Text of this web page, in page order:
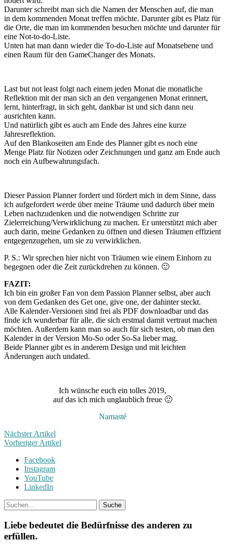
Darunter schreibt man sich die Namen der Menschen auf, die man
in dem kommenden Monat treffen möchte. Darunter gibt es Platz für
die Orte, die man im kommenden besuchen möchte und darunter für
eine Not-to-do-Liste.
Unten hat man dann wieder die To-do-Liste auf Monatsebene und
einen Raum für den GameChanger des Monats.
Last but not least folgt nach einem jeden Monat die monatliche
Reflektion mit der man sich an den vergangenen Monat erinnert,
lernt, hinterfragt, in sich geht, dankbar ist und sich dann neu
ausrichten kann.
Und natürlich gibt es auch am Ende des Jahres eine kurze
Jahresreflektion.
Auf den Blankoseiten am Ende des Planner gibt es noch eine
Menge Platz für Notizen oder Zeichnungen und ganz am Ende auch
noch ein Aufbewahrungsfach.
Dieser Passion Planner fordert und fördert mich in dem Sinne, dass
ich aufgefordert werde über meine Träume und dadurch über mein
Leben nachzudenken und die notwendigen Schritte zur
Zielerreichung/Verwirklichung zu machen. Er unterstützt mich aber
auch darin, meine Gedanken zu öffnen und diesen Träumen effizient
entgegenzugehen, um sie zu verwirklichen.
P. S.: Wir sprechen hier nicht von Träumen wie einem Einhorn zu
begegnen oder die Zeit zurückdrehen zu können. 🙂
FAZIT:
Ich bin ein großer Fan von dem Passion Planner selbst, aber auch
von dem Gedanken des Get one, give one, der dahinter steckt.
Alle Kalender-Versionen sind frei als PDF downloadbar und das
finde ich wunderbar für alle, die sich erstmal damit vertraut machen
möchten. Außerdem kann man so auch für sich testen, ob man den
Kalender in der Version Mo-So oder So-Sa lieber mag.
Beide Planner gibt es in anderem Design und mit leichten
Änderungen auch undated.
Ich wünsche euch ein tolles 2019,
auf das ich mich unglaublich freue 🙂
Namasté
Nächster Artikel
Vorheriger Artikel
Facebook
Instagram
YouTube
LinkedIn
Liebe bedeutet die Bedürfnisse des anderen zu
erfüllen.